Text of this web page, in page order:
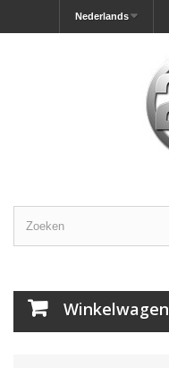
Nederlands
Winkelwagen